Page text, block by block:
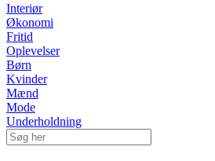
Interiør
Økonomi
Fritid
Oplevelser
Børn
Kvinder
Mænd
Mode
Underholdning